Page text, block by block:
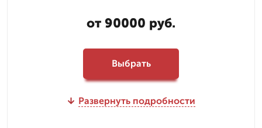
от 90000 руб.
Выбрать
Развернуть подробности